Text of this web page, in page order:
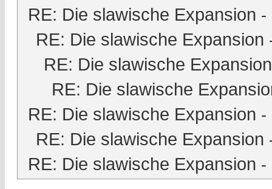
RE: Die slawische Expansion -
RE: Die slawische Expansion
RE: Die slawische Expansion
RE: Die slawische
RE: Die slawische Expansion -
RE: Die slawische Expansion
RE: Die slawische Expansion -